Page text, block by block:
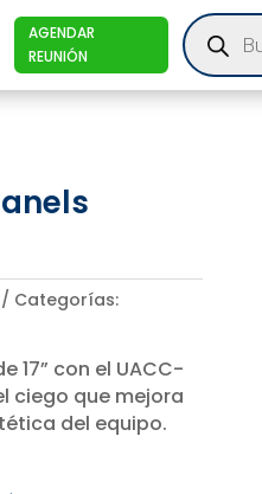
AGENDAR
REUNIÓN
Products
search
Categorías:
17” con el UACC-
ciego que mejora
del equipo.